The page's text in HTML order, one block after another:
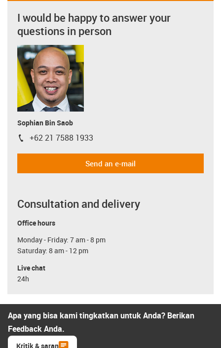
I would be happy to answer your
questions in person
Sophian Bin Saob
igus-icon-phone
+62 21 7588 1933
Send an e-mail
Consultation and delivery
Office hours
Monday - Friday: 7 am - 8 pm
Saturday: 8 am - 12 pm
Live chat
24h
Apa yang bisa kami tingkatkan untuk Anda? Berikan
Feedback Anda.
Kritik & saran